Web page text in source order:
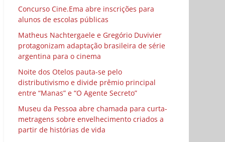
Concurso Cine.Ema abre inscrições para
alunos de escolas públicas
Matheus Nachtergaele e Gregório Duvivier
protagonizam adaptação brasileira de série
argentina para o cinema
Noite dos Otelos pauta-se pelo
distributivismo e divide prêmio principal
entre “Manas” e “O Agente Secreto”
Museu da Pessoa abre chamada para curta-
metragens sobre envelhecimento criados a
partir de histórias de vida